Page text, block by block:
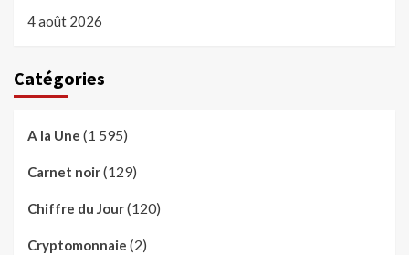
4 août 2026
Catégories
A la Une (1 595)
Carnet noir(129)
Chiffre du Jour(120)
Cryptomonnaie (2)